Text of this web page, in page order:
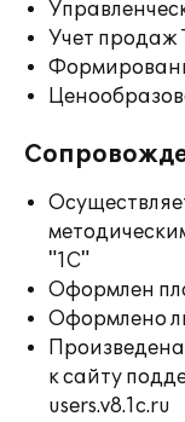
Учет
"1С"
Оформлен
Оформлено
к сайту
users.v8.1c.ru